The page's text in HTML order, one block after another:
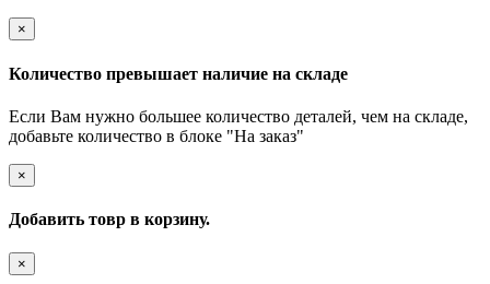
×
Количество превышает наличие на складе
Если Вам нужно большее количество деталей, чем на складе,
добавьте количество в блоке "На заказ"
×
Добавить товр в корзину.
×